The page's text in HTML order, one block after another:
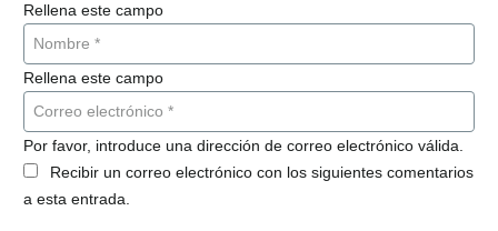
Rellena este campo
Rellena este campo
Por favor, introduce una dirección de correo electrónico válida.
Recibir un correo electrónico con los siguientes comentarios
a esta entrada.